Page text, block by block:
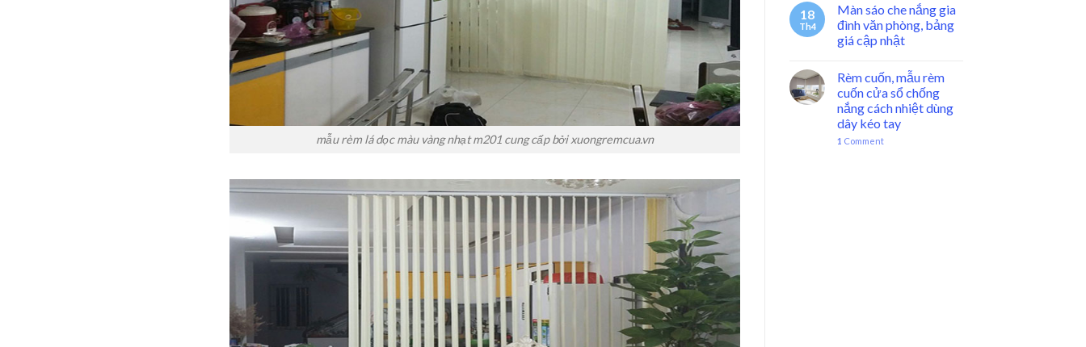
18
Th4
Màn sáo che nắng gia
đình văn phòng, bảng
giá cập nhật
Rèm cuốn, mẫu rèm
cuốn cửa sổ chống
nắng cách nhiệt dùng
dây kéo tay
1 Comment
mẫu rèm lá dọc màu vàng nhạt m201 cung cấp bởi xuongremcua.vn